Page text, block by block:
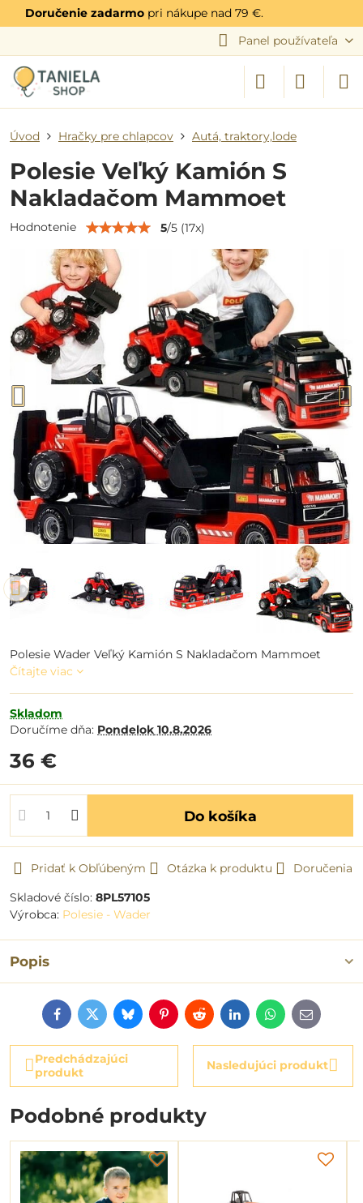
Doručenie zadarmo pri nákupe nad 79 €.
Panel používateľa
Úvod Hračky pre chlapcov Autá, traktory,lode
Polesie Veľký Kamión S
Nakladačom Mammoet
Hodnotenie 5/5 (17x)
Polesie Wader Veľký Kamión S Nakladačom Mammoet
Čítajte viac
Skladom
Doručíme dňa: Pondelok 10.8.2026
36 €
Do košíka
Pridať k Obľúbeným Otázka k produktu
Doručenia
Skladové číslo: 8PL57105
Výrobca: Polesie - Wader
Popis
FacebookTwitterBlueskyPinterestRedditLinkedInWhatsApp
E-
mail
Predchádzajúci
produkt
Nasledujúci produkt
Podobné produkty